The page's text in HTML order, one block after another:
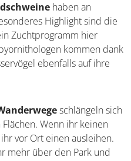
haben an
Highlight sind die
Zuchtprogramm hier
kommen dank
ebenfalls auf ihre
schlängeln sich
Wenn ihr keinen
vor Ort einen ausleihen.
mehr über den Park und